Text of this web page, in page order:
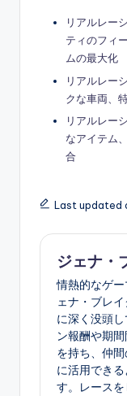
リアルレー
ティのフィ
ムの最大化
リアルレー
クな車両、
リアルレー
なアイテム
合
Last updated
ジェナ・
情熱的なゲ
ェナ・ブレ
に深く没頭
ン報酬や期
を持ち、仲
に活用でき
す。レース